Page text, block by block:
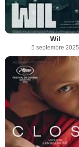
Wil
5 septembre 2025